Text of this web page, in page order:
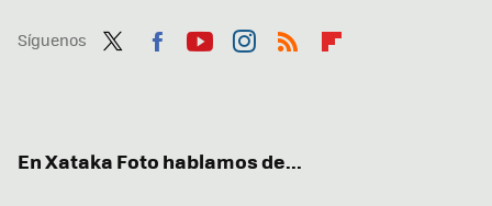
Síguenos
En Xataka Foto hablamos de...